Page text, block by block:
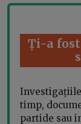
Ți-a
timp,
partide sau